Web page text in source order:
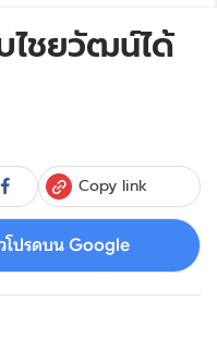
ไชยวัฒน์ได้
Copy link
โปรดบน Google